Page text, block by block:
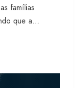
famílias
que a...